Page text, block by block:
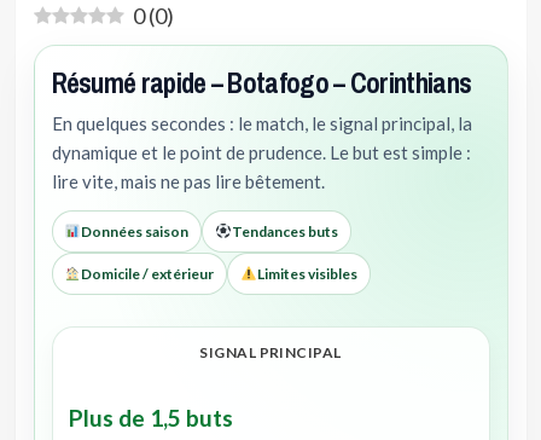
0(0)
Résumé rapide – Botafogo – Corinthians
En quelques secondes : le match, le signal principal, la
dynamique et le point de prudence. Le but est simple :
lire vite, mais ne pas lire bêtement.
Données saison Tendances buts
Domicile / extérieur Limites visibles
SIGNAL PRINCIPAL
Plus de 1,5 buts